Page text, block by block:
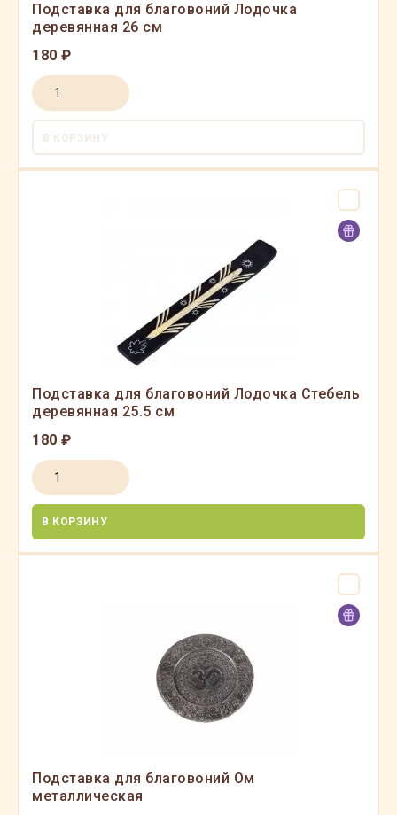
Подставка для благовоний Лодочка
деревянная 26 см
180 ₽
В КОРЗИНУ
Подставка для благовоний Лодочка Стебель
деревянная 25.5 см
180 ₽
В КОРЗИНУ
Подставка для благовоний Ом
металлическая